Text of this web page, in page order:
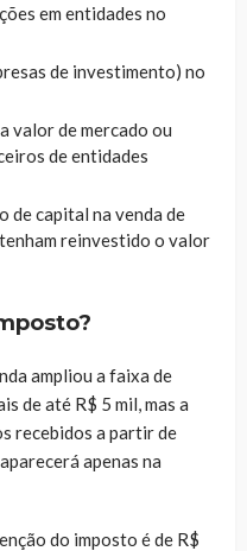
em entidades no
de investimento) no
valor de mercado ou
de entidades
de capital na venda de
reinvestido o valor
ampliou a faixa de
de até R$ 5 mil, mas a
recebidos a partir de
apenas na
do imposto é de R$